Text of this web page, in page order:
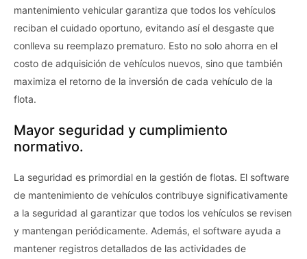
mantenimiento vehicular garantiza que todos los vehículos
reciban el cuidado oportuno, evitando así el desgaste que
conlleva su reemplazo prematuro. Esto no solo ahorra en el
costo de adquisición de vehículos nuevos, sino que también
maximiza el retorno de la inversión de cada vehículo de la
flota.
Mayor seguridad y cumplimiento
normativo.
La seguridad es primordial en la gestión de flotas. El software
de mantenimiento de vehículos contribuye significativamente
a la seguridad al garantizar que todos los vehículos se revisen
y mantengan periódicamente. Además, el software ayuda a
mantener registros detallados de las actividades de